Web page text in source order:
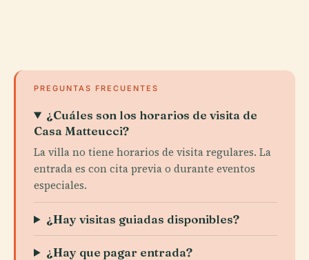
PREGUNTAS FRECUENTES
¿Cuáles son los horarios de visita de
Casa Matteucci?
La villa no tiene horarios de visita regulares. La
entrada es con cita previa o durante eventos
especiales.
¿Hay visitas guiadas disponibles?
¿Hay que pagar entrada?